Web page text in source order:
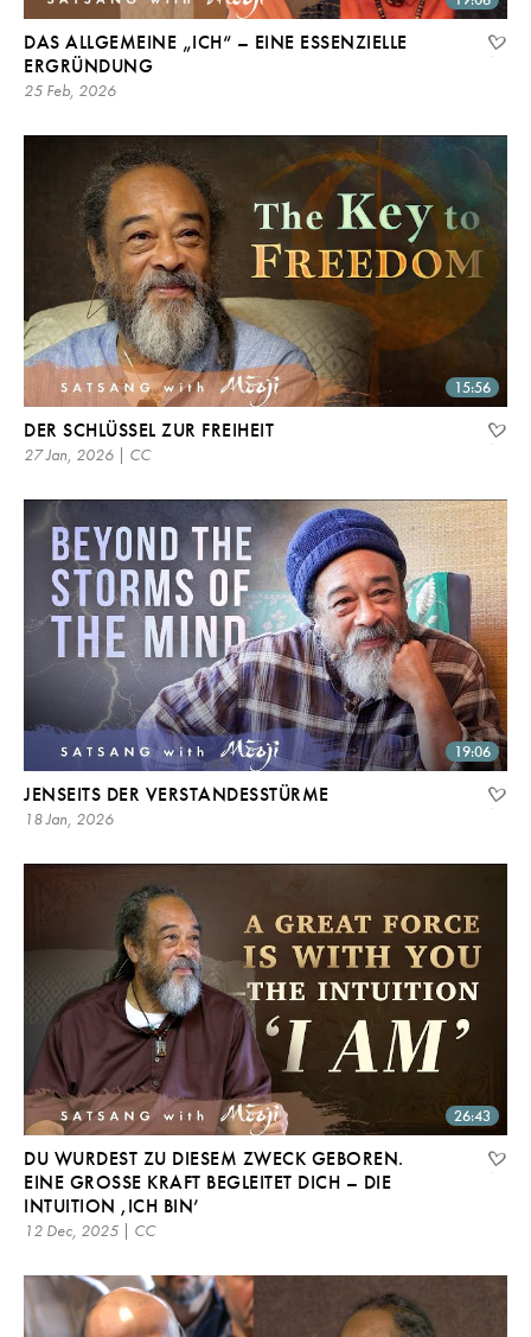
DAS ALLGEMEINE „ICH“ – EINE ESSENZIELLE
ERGRÜNDUNG
25 Feb, 2026
15:56
DER SCHLÜSSEL ZUR FREIHEIT
27 Jan, 2026 | CC
19:06
JENSEITS DER VERSTANDESSTÜRME
18 Jan, 2026
26:43
DU WURDEST ZU DIESEM ZWECK GEBOREN.
EINE GROSSE KRAFT BEGLEITET DICH – DIE I
NTUITION ,ICH BIN’
12 Dec, 2025 | CC